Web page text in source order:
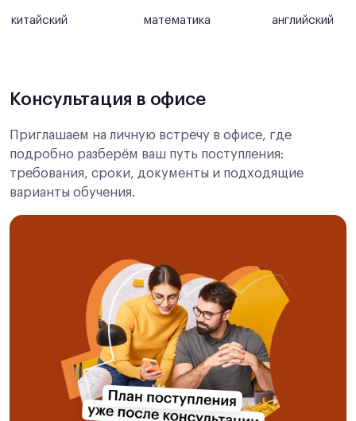
китайский математика английский
Консультация в офисе
Приглашаем на личную встречу в офисе, где
подробно разберём ваш путь поступления:
требования, сроки, документы и подходящие
варианты обучения.